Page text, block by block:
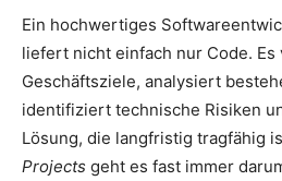
Ein hochwertiges
liefert nicht einfach nur Code. Es
Geschäftsziele, analysiert
identifiziert technische Risiken
Lösung, die langfristig tragfähig
Projects geht es fast immer